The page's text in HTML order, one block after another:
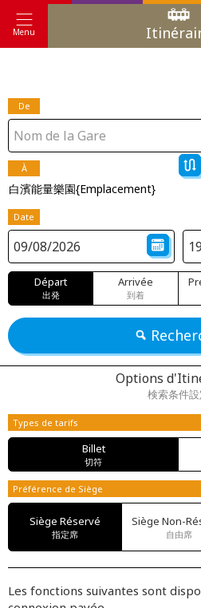
Menu
De
À
白濱能量樂園{Emplacement}
Date
Départ
出発
Arrivée
到着
Options
検索条件
Types de tarifs
Billet
切符
Préférence de Siège
Siège Réservé
指定席
Siège Non-
自由席
Les fonctions suivantes sont